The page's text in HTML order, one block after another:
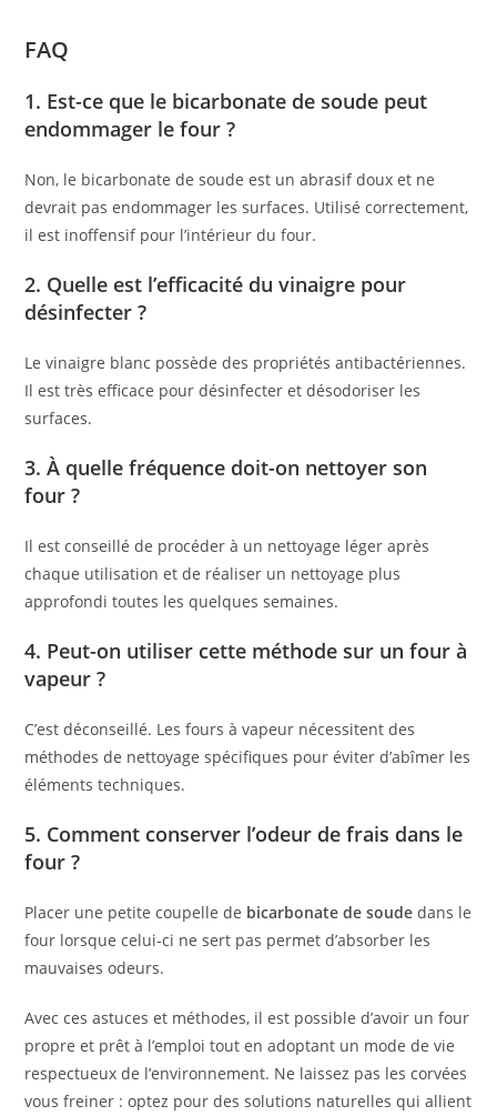
FAQ
1. Est-ce que le bicarbonate de soude peut
endommager le four ?
Non, le bicarbonate de soude est un abrasif doux et ne
devrait pas endommager les surfaces. Utilisé correctement,
il est inoffensif pour l’intérieur du four.
2. Quelle est l’efficacité du vinaigre pour
désinfecter ?
Le vinaigre blanc possède des propriétés antibactériennes.
Il est très efficace pour désinfecter et désodoriser les
surfaces.
3. À quelle fréquence doit-on nettoyer son
four ?
Il est conseillé de procéder à un nettoyage léger après
chaque utilisation et de réaliser un nettoyage plus
approfondi toutes les quelques semaines.
4. Peut-on utiliser cette méthode sur un four à
vapeur ?
C’est déconseillé. Les fours à vapeur nécessitent des
méthodes de nettoyage spécifiques pour éviter d’abîmer les
éléments techniques.
5. Comment conserver l’odeur de frais dans le
four ?
Placer une petite coupelle de bicarbonate de soude dans le
four lorsque celui-ci ne sert pas permet d’absorber les
mauvaises odeurs.
Avec ces astuces et méthodes, il est possible d’avoir un four
propre et prêt à l’emploi tout en adoptant un mode de vie
respectueux de l’environnement. Ne laissez pas les corvées
vous freiner : optez pour des solutions naturelles qui allient